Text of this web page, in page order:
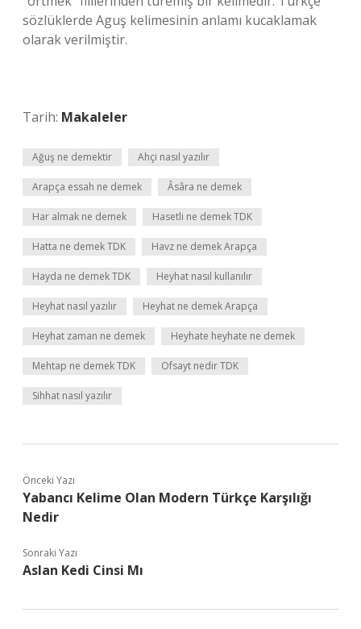
sözlüklerde Aguş kelimesinin anlamı kucaklamak
olarak verilmiştir.
Tarih: Makaleler
Ağuş ne demektir Ahçi nasıl yazılır
Arapça essah ne demek Âsâra ne demek
Har almak ne demek Hasetli ne demek TDK
Hatta ne demek TDK Havz ne demek Arapça
Hayda ne demek TDK Heyhat nasıl kullanılır
Heyhat nasıl yazılır Heyhat ne demek Arapça
Heyhat zaman ne demek Heyhate heyhate ne demek
Mehtap ne demek TDK Ofsayt nedir TDK
Sihhat nasıl yazılır
Önceki Yazı
Yabancı Kelime Olan Modern Türkçe Karşılığı
Nedir
Sonraki Yazı
Aslan Kedi Cinsi Mı